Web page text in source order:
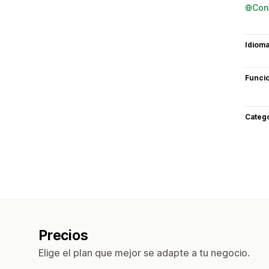
Precios
Elige el plan que mejor se adapte a tu negocio.